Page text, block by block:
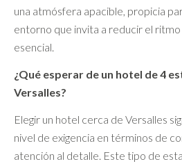
una atmósfera apacible, propicia
entorno que invita a reducir el
esencial.
¿Qué esperar de un hotel de 4
Versalles?
Elegir un hotel cerca de Versalles
nivel de exigencia en términos de
atención al detalle. Este tipo de